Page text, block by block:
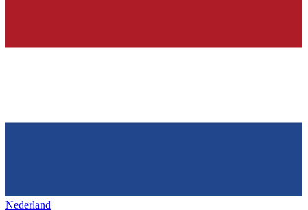
Nederland